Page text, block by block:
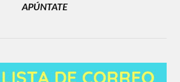
APÚNTATE